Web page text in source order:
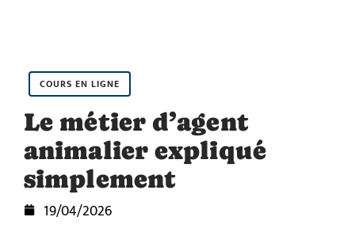
COURS EN LIGNE
Le métier d’agent
animalier expliqué
simplement
19/04/2026